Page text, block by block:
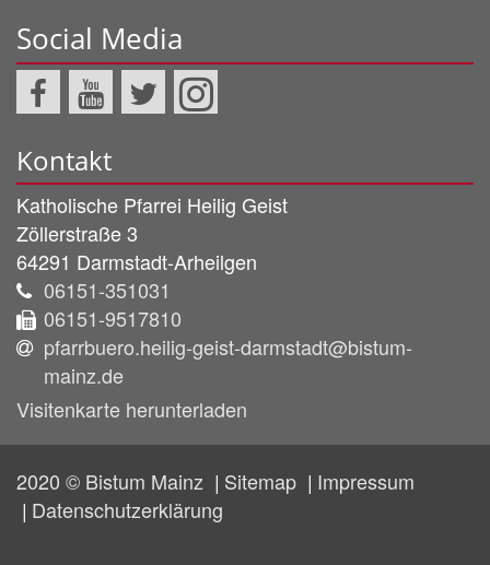
Social Media
Kontakt
Katholische Pfarrei Heilig Geist
Zöllerstraße 3
64291 Darmstadt-Arheilgen
06151-351031
06151-9517810
pfarrbuero.heilig-geist-darmstadt@bistum-
mainz.de
Visitenkarte herunterladen
2020 © Bistum Mainz Sitemap
Impressum
Datenschutzerklärung